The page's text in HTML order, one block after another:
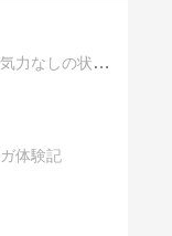
運動経験なし、体力なし、気力なしの状態からヨガをはじめ、心身ともに健康になりました。現在はインストラクターをしながら、バクティヨガを学んでいます。
体験記